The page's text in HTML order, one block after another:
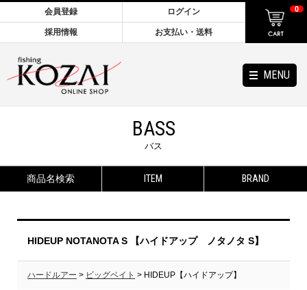
MENU
会員登録 ログイン
採用情報 お支払い・送料
0
BASS
バス
商品名検索 ITEM BRAND
HIDEUP NOTANOTA S 【ハイドアップ ノタノタ S】
ハードルアー > ビッグベイト > HIDEUP【ハイドアップ】